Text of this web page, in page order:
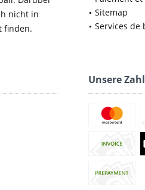
nicht in
finden.
Sitemap
Services de
Unsere